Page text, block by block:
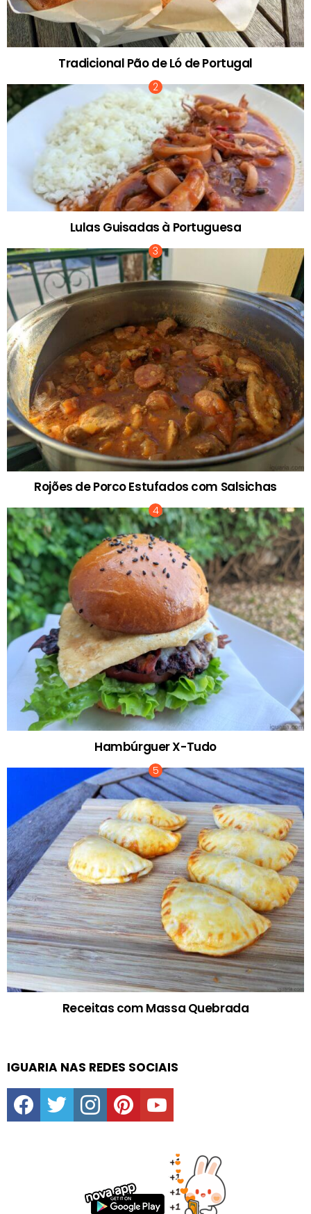
Tradicional Pão de Ló de Portugal
Lulas Guisadas à Portuguesa
Rojões de Porco Estufados com Salsichas
Hambúrguer X-Tudo
Receitas com Massa Quebrada
IGUARIA NAS REDES SOCIAIS
facebooktwitter instagrampinterestyoutube